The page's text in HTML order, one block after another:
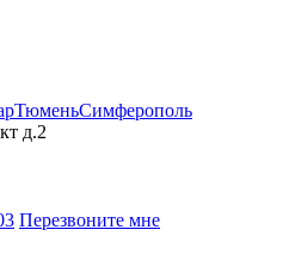
ТюменьСимферополь
д.2
Перезвоните мне